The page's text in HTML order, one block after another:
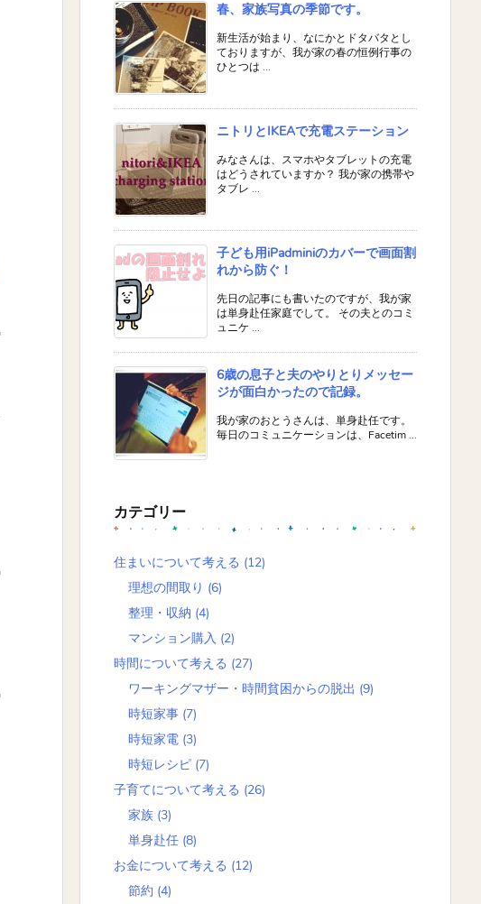
春、家族写真の季節です。
新生活が始まり、なにかとドタバタとし
ておりますが、我が家の春の恒例行事の
ひとつは ...
ニトリとIKEAで充電ステーション
みなさんは、スマホやタブレットの充電
はどうされていますか？ 我が家の携帯や
タブレ ...
子ども用iPadminiのカバーで画面割
れから防ぐ！
先日の記事にも書いたのですが、我が家
は単身赴任家庭でして。 その夫とのコミ
ュニケ ...
6歳の息子と夫のやりとりメッセー
ジが面白かったので記録。
我が家のおとうさんは、単身赴任です。
毎日のコミュニケーションは、Facetim ...
カテゴリー
住まいについて考える (12)
理想の間取り (6)
整理・収納 (4)
マンション購入 (2)
時間について考える (27)
ワーキングマザー・時間貧困からの脱出 (9)
時短家事 (7)
時短家電 (3)
時短レシピ (7)
子育てについて考える (26)
家族 (3)
単身赴任 (8)
お金について考える (12)
節約 (4)